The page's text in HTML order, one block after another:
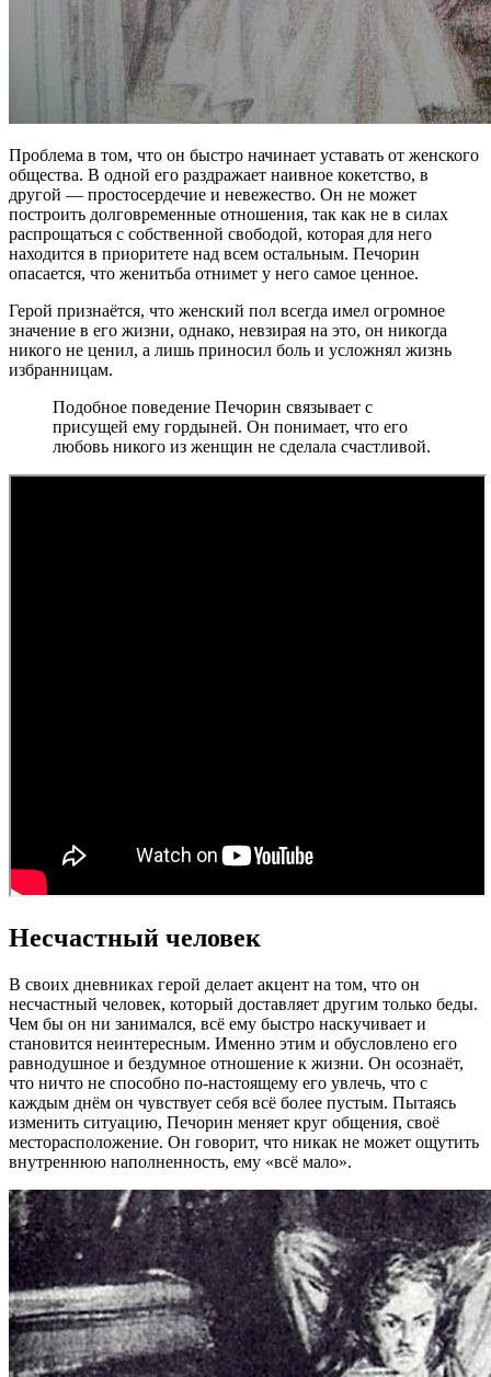
Проблема в том, что он быстро начинает уставать от женского
общества. В одной его раздражает наивное кокетство, в
другой — простосердечие и невежество. Он не может
построить долговременные отношения, так как не в силах
распрощаться с собственной свободой, которая для него
находится в приоритете над всем остальным. Печорин
опасается, что женитьба отнимет у него самое ценное.
Герой признаётся, что женский пол всегда имел огромное
значение в его жизни, однако, невзирая на это, он никогда
никого не ценил, а лишь приносил боль и усложнял жизнь
избранницам.
Подобное поведение Печорин связывает с
присущей ему гордыней. Он понимает, что его
любовь никого из женщин не сделала счастливой.
Несчастный человек
В своих дневниках герой делает акцент на том, что он
несчастный человек, который доставляет другим только беды.
Чем бы он ни занимался, всё ему быстро наскучивает и
становится неинтересным. Именно этим и обусловлено его
равнодушное и бездумное отношение к жизни. Он осознаёт,
что ничто не способно по-настоящему его увлечь, что с
каждым днём он чувствует себя всё более пустым. Пытаясь
изменить ситуацию, Печорин меняет круг общения, своё
месторасположение. Он говорит, что никак не может ощутить
внутреннюю наполненность, ему «всё мало».